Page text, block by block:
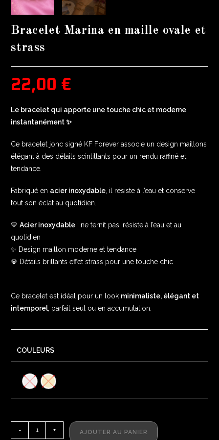
Bracelet Marina en maille ovale et
strass
22,00 €
Le bracelet qui apporte une touche chic et moderne
instantanément ✨
Ce bracelet jonc signé KF Forever associe un design maillons
élégant à des détails scintillants pour un rendu raffiné et
tendance.
Fabriqué en acier inoxydable , il résiste à l’eau et conserve
tout son éclat au quotidien.
💛Acier inoxydable : ne ternit pas, résiste à l’eau et au
quotidien
✨ Design maillon moderne et tendance
💎 Détails brillants effet strass pour une touche chic
Ce bracelet est idéal pour un look minimaliste, élégant et
intemporel, parfait seul ou en accumulation.
COULEURS
- + AJOUTER AU PANIER